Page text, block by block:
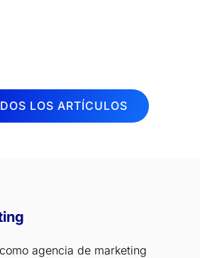
LOS ARTÍCULOS
agencia de marketing